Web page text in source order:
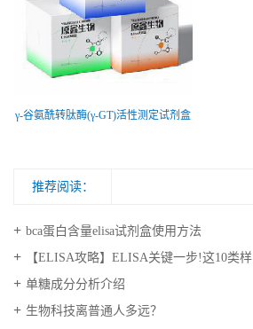
γ-谷氨酰转肽酶(γ-GT)活性测定试剂盒
推荐阅读：
bca蛋白含量elisa试剂盒使用方法
【ELISA攻略】ELISA关键一步!这10类样品要如何处理?
​单糖成分分析介绍
生物科技离普通人多远？